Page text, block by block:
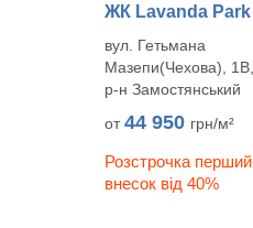
ЖК Lavanda Park
вул. Гетьмана
Мазепи(Чехова), 1В,
р‑н Замостянський
от44 950 грн/м²
Розстрочка перший
внесок від 40%